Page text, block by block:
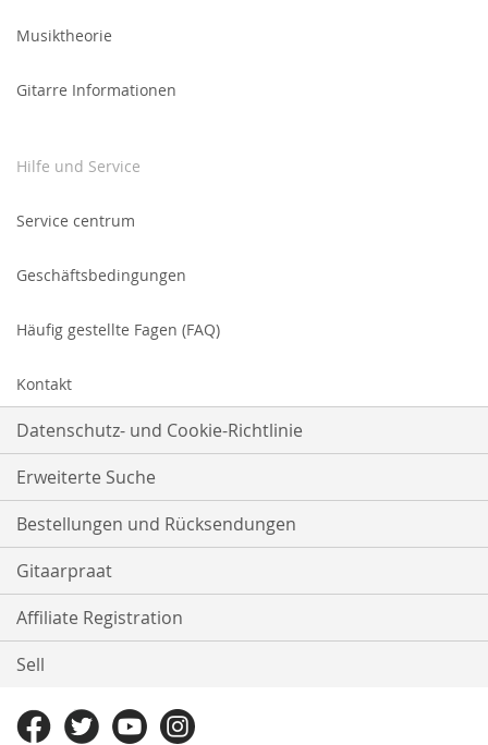
für
an:
Musiktheorie
Gitarre Informationen
Hilfe und Service
Service centrum
Geschäftsbedingungen
Häufig gestellte Fagen (FAQ)
Kontakt
Datenschutz- und Cookie-Richtlinie
Erweiterte Suche
Bestellungen und Rücksendungen
Gitaarpraat
Affiliate Registration
Sell